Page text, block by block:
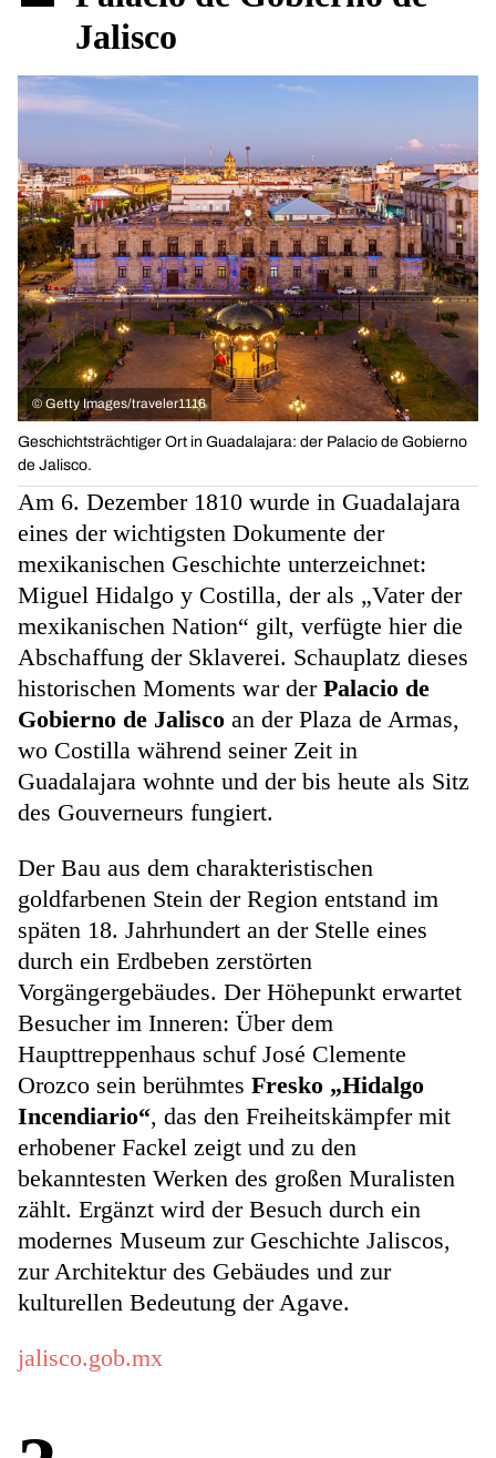
Jalisco
© Getty Images/traveler1116
Geschichtsträchtiger Ort in Guadalajara: der Palacio de Gobierno
de Jalisco.
Am 6. Dezember 1810 wurde in Guadalajara
eines der wichtigsten Dokumente der
mexikanischen Geschichte unterzeichnet:
Miguel Hidalgo y Costilla, der als „Vater der
mexikanischen Nation“ gilt, verfügte hier die
Abschaffung der Sklaverei. Schauplatz dieses
historischen Moments war der Palacio de
Gobierno de Jalisco an der Plaza de Armas,
wo Costilla während seiner Zeit in
Guadalajara wohnte und der bis heute als Sitz
des Gouverneurs fungiert.
Der Bau aus dem charakteristischen
goldfarbenen Stein der Region entstand im
späten 18. Jahrhundert an der Stelle eines
durch ein Erdbeben zerstörten
Vorgängergebäudes. Der Höhepunkt erwartet
Besucher im Inneren: Über dem
Haupttreppenhaus schuf José Clemente
Orozco sein berühmtes Fresko „Hidalgo
Incendiario“, das den Freiheitskämpfer mit
erhobener Fackel zeigt und zu den
bekanntesten Werken des großen Muralisten
zählt. Ergänzt wird der Besuch durch ein
modernes Museum zur Geschichte Jaliscos,
zur Architektur des Gebäudes und zur
kulturellen Bedeutung der Agave.
jalisco.gob.mx